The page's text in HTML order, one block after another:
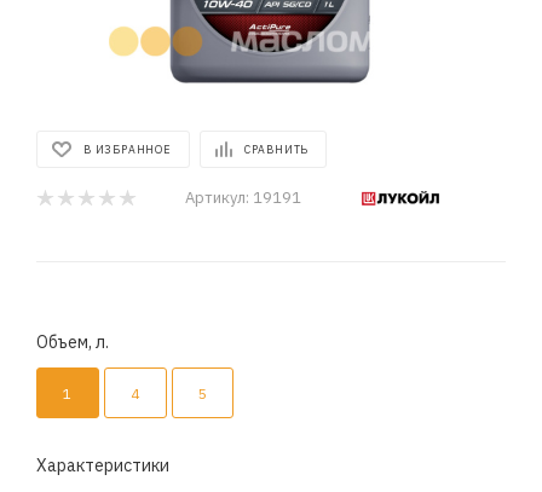
В ИЗБРАННОЕ СРАВНИТЬ
Артикул: 19191
Объем, л.
1 4 5
Характеристики